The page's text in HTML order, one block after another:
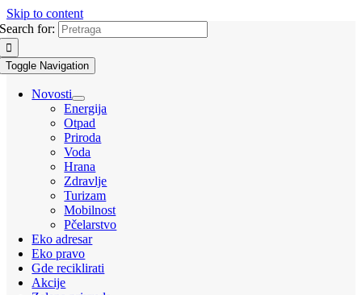
Skip to content
Search for:
Toggle Navigation
Novosti
Energija
Otpad
Priroda
Voda
Hrana
Zdravlje
Turizam
Mobilnost
Pčelarstvo
Eko adresar
Eko pravo
Gde reciklirati
Akcije